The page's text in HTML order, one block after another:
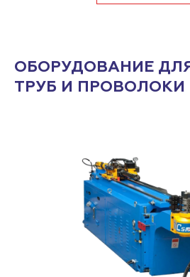
ОБОРУДОВАНИЕ
ТРУБ И ПРОВОЛОКИ